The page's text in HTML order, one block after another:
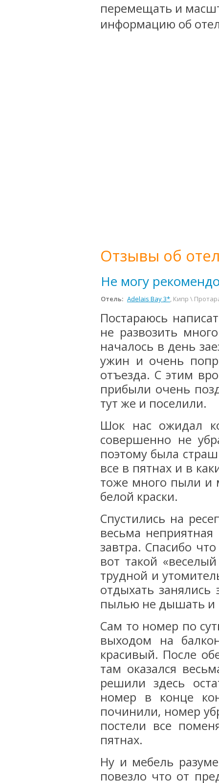
перемещать и
информацию об
Отзывы об
Не могу
Отель: Adelais Bay 3*, Кипр \
Постараюсь
не развозить
началось в день
ужин и очень
отъезда. С этим
прибыли очень
тут же и поселили.
Шок нас ожидал
совершенно не
поэтому была
все в пятнах и в
тоже много пыли и
белой краски.
Спустились на
весьма
завтра. Спасибо
вот такой
трудной и
отдыхать
пылью не дышать и
Сам то номер по
выходом на
красивый. После
там оказался
решили здесь
номер в конце
починили, номер
постели все
пятнах.
Ну и мебель
повезло что от